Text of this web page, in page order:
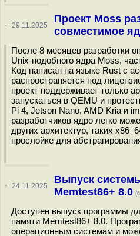
· 29.11.2025
Проект Moss
совместимое
После 8 месяцев разработки
Unix-подобного ядра Moss,
Код написан на языке Rust с
распространяется под
проект поддерживает только
запускаться в QEMU и
Pi 4, Jetson Nano, AMD Kria и
разработчиков ядро легко
других архитектур, таких
прослойке для
· 24.11.2025
Выпуск
Memtest86+ 8.0
Доступен выпуск программы
памяти Memtest86+ 8.0.
операционным системам и